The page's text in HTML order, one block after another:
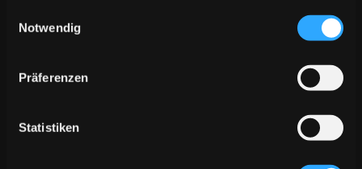
Notwendig
Präferenzen
Statistiken
orientierungslos. Rette sie und hilf Ihnen den Weg in den